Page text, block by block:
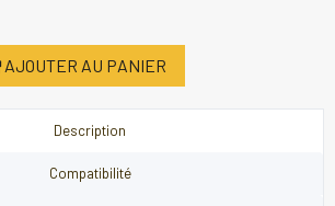
AJOUTER AU PANIER
Description
Compatibilité